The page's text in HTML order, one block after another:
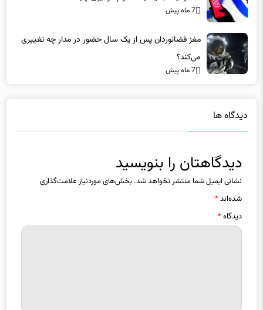
می‌کند؟
نشانی ایمیل شما منتشر نخواهد شد.بخش‌های موردنیاز علامت‌گذاری
شده‌اند*
دیدگاه*